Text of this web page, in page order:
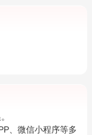
、微信小程序等多